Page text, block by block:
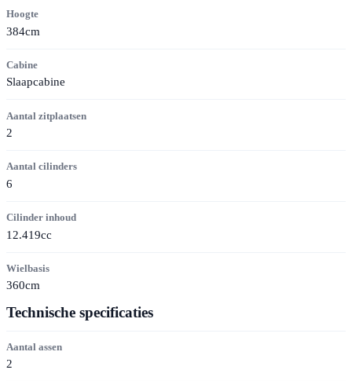
Hoogte
384cm
Cabine
Slaapcabine
Aantal zitplaatsen
2
Aantal cilinders
6
Cilinder inhoud
12.419cc
Wielbasis
360cm
Technische specificaties
Aantal assen
2